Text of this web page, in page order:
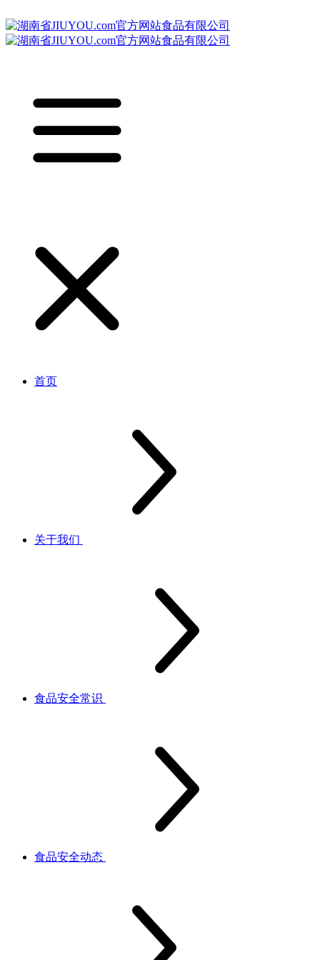
首页
关于我们
食品安全常识
食品安全动态